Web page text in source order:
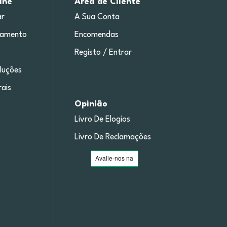
Área de Cliente
A Sua Conta
Encomendas
Registo / Entrar
Opinião
Livro De Elogios
Livro De Reclamações